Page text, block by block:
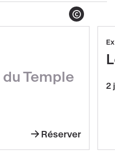
Afficher le copyright
Temple
Réserver
2